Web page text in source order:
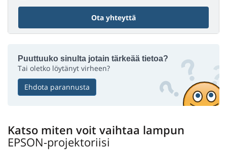
Ota yhteyttä
Puuttuuko sinulta jotain tärkeää tietoa?
Tai oletko löytänyt virheen?
Ehdota parannusta
Katso miten voit vaihtaa lampun
EPSON-projektoriisi